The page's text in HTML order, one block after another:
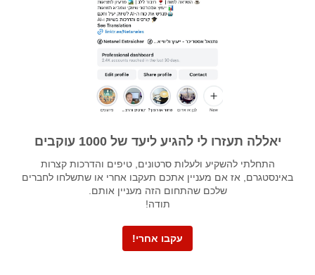
יאללה תעזרו לי להגיע ליעד של 1000 עוקבים
התחלתי להשקיע ולעלות סרטונים, טיפים והדרכות קצרות
באינסטגרם, אז אם מעניין אתכם תעקבו אחרי או שתשלחו לחברים
שלכם שהתחום הזה מעניין אותם.
תודה!
עקבו אחרי!